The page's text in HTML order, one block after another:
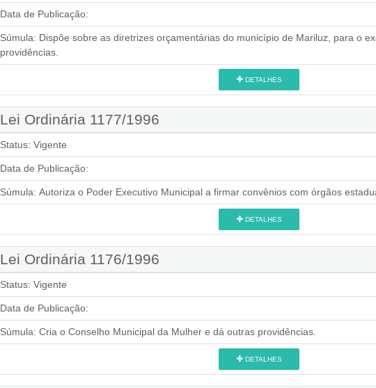
Data de Publicação:
Súmula: Dispõe sobre as diretrizes orçamentárias do município de Mariluz, para o
providências.
DETALHES
Lei Ordinária 1177/1996
Status: Vigente
Data de Publicação:
Súmula: Autoriza o Poder Executivo Municipal a firmar convênios com órgãos
DETALHES
Lei Ordinária 1176/1996
Status: Vigente
Data de Publicação:
Súmula: Cria o Conselho Municipal da Mulher e dá outras providências.
DETALHES